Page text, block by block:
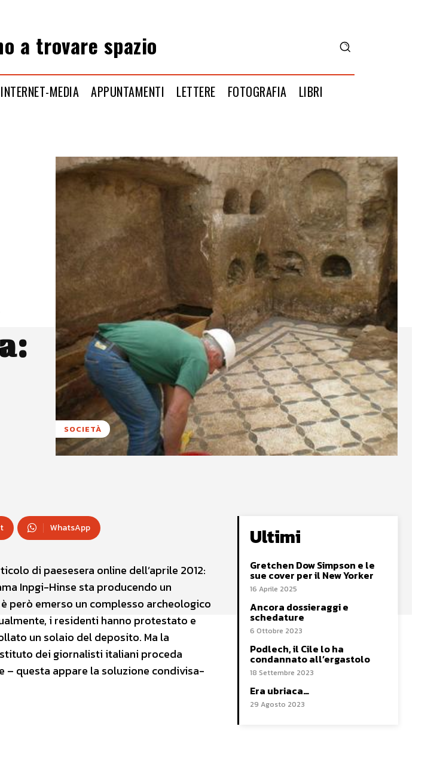
a trovare spazio
INTERNET-MEDIA APPUNTAMENTI LETTERE FOTOGRAFIA LIBRI
SOCIETÀ
WhatsApp
di paesesera online dell’aprile 2012:
Inpgi-Hinse sta producendo un
però emerso un complesso archeologico
i residenti hanno protestato e
un solaio del deposito. Ma la
dei giornalisti italiani proceda
– questa appare la soluzione condivisa-
Ultimi
Gretchen Dow Simpson e le
sue cover per il New Yorker
16 Aprile 2025
Ancora dossieraggi e
schedature
6 Ottobre 2023
Podlech, il Cile lo ha
condannato all’ergastolo
18 Settembre 2023
Era ubriaca…
29 Agosto 2023